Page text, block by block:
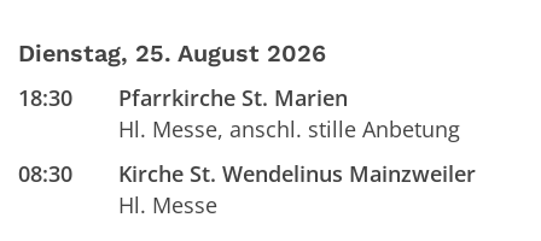
Dienstag, 25. August 2026
18:30
Pfarrkirche St. Marien
Hl. Messe, anschl. stille Anbetung
08:30
Kirche St. Wendelinus Mainzweiler
Hl. Messe